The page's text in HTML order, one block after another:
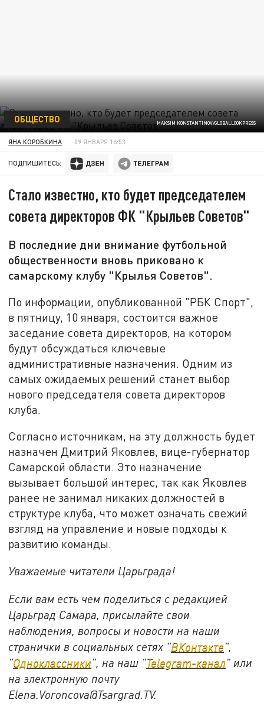
MAKSIM KONSTANTINOV/GLOBALLOOKPRESS
ОБЩЕСТВО
ЯНА КОРОБКИНА 09 ЯНВАРЯ 16:53
ПОДПИШИТЕСЬ:
Стало известно, кто будет председателем
совета директоров ФК "Крыльев Советов"
В последние дни внимание футбольной
общественности вновь приковано к
самарскому клубу "Крылья Советов".
По информации, опубликованной "РБК Спорт",
в пятницу, 10 января, состоится важное
заседание совета директоров, на котором
будут обсуждаться ключевые
административные назначения. Одним из
самых ожидаемых решений станет выбор
нового председателя совета директоров
клуба.
Согласно источникам, на эту должность будет
назначен Дмитрий Яковлев, вице-губернатор
Самарской области. Это назначение
вызывает большой интерес, так как Яковлев
ранее не занимал никаких должностей в
структуре клуба, что может означать свежий
взгляд на управление и новые подходы к
развитию команды.
Уважаемые читатели Царьграда!
Если вам есть чем поделиться с редакцией
Царьград Самара, присылайте свои
наблюдения, вопросы и новости на наши
странички в социальных сетях "ВКонтакте",
"Одноклассники", на наш "Telegram-канал" или
на электронную почту
Elena.Voroncova@Tsargrad.TV.